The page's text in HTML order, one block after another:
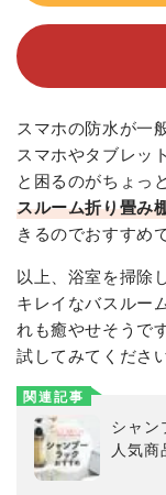
スマホの防水が一
スマホやタブレッ
と困るのがちょっ
スルーム折り畳み
きるのでおすすめ
以上、浴室を掃除
キレイなバスルー
れも癒やせそうで
試してみてください
関連記事
シャン
人気商